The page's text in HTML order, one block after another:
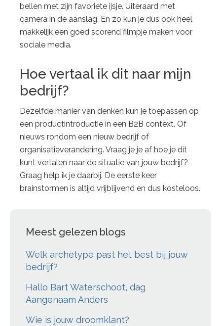
bellen met zijn favoriete ijsje. Uiteraard met
camera in de aanslag. En zo kun je dus ook heel
makkelijk een goed scorend filmpje maken voor
sociale media.
Hoe vertaal ik dit naar mijn
bedrijf?
Dezelfde manier van denken kun je toepassen op
een productintroductie in een B2B context. Of
nieuws rondom een nieuw bedrijf of
organisatieverandering. Vraag je je af hoe je dit
kunt vertalen naar de situatie van jouw bedrijf?
Graag help ik je daarbij. De eerste keer
brainstormen is altijd vrijblijvend en dus kosteloos.
Meest gelezen blogs
Welk archetype past het best bij jouw
bedrijf?
Hallo Bart Waterschoot, dag
Aangenaam Anders
Wie is jouw droomklant?